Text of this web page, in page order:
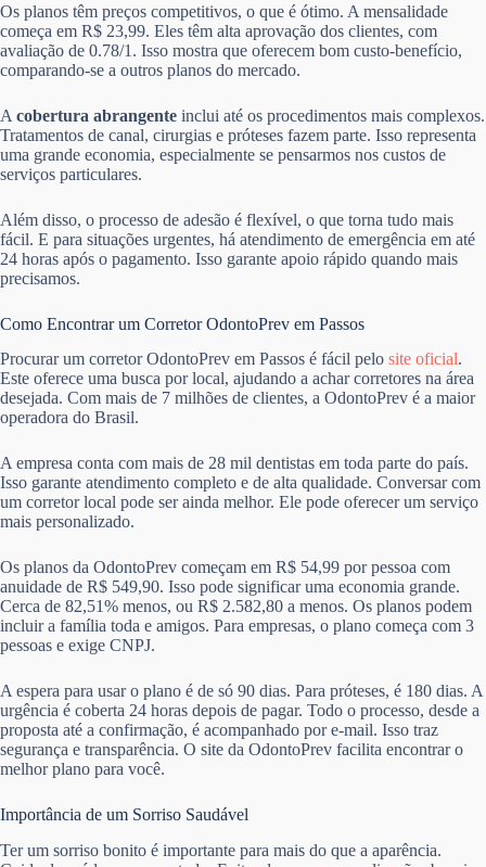
Os planos têm preços competitivos, o que é ótimo. A mensalidade
começa em R$ 23,99. Eles têm alta aprovação dos clientes, com
avaliação de 0.78/1. Isso mostra que oferecem bom custo-benefício,
comparando-se a outros planos do mercado.
A cobertura abrangente inclui até os procedimentos mais complexos.
Tratamentos de canal, cirurgias e próteses fazem parte. Isso representa
uma grande economia, especialmente se pensarmos nos custos de
serviços particulares.
Além disso, o processo de adesão é flexível, o que torna tudo mais
fácil. E para situações urgentes, há atendimento de emergência em até
24 horas após o pagamento. Isso garante apoio rápido quando mais
precisamos.
Como Encontrar um Corretor OdontoPrev em Passos
Procurar um corretor OdontoPrev em Passos é fácil pelo site oficial.
Este oferece uma busca por local, ajudando a achar corretores na área
desejada. Com mais de 7 milhões de clientes, a OdontoPrev é a maior
operadora do Brasil.
A empresa conta com mais de 28 mil dentistas em toda parte do país.
Isso garante atendimento completo e de alta qualidade. Conversar com
um corretor local pode ser ainda melhor. Ele pode oferecer um serviço
mais personalizado.
Os planos da OdontoPrev começam em R$ 54,99 por pessoa com
anuidade de R$ 549,90. Isso pode significar uma economia grande.
Cerca de 82,51% menos, ou R$ 2.582,80 a menos. Os planos podem
incluir a família toda e amigos. Para empresas, o plano começa com 3
pessoas e exige CNPJ.
A espera para usar o plano é de só 90 dias. Para próteses, é 180 dias. A
urgência é coberta 24 horas depois de pagar. Todo o processo, desde a
proposta até a confirmação, é acompanhado por e-mail. Isso traz
segurança e transparência. O site da OdontoPrev facilita encontrar o
melhor plano para você.
Importância de um Sorriso Saudável
Ter um sorriso bonito é importante para mais do que a aparência.